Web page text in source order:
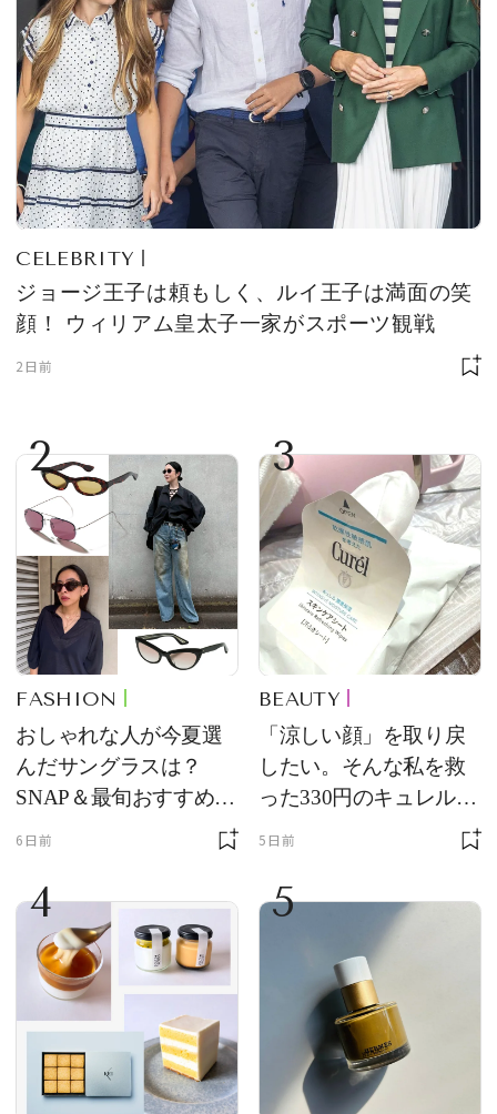
CELEBRITY
ジョージ王子は頼もしく、ルイ王子は満面の笑
顔！ ウィリアム皇太子一家がスポーツ観戦
2日前
2
FASHION
おしゃれな人が今夏選
んだサングラスは？
SNAP＆最旬おすすめサ
6日前
3
BEAUTY
「涼しい顔」を取り戻
したい。そんな私を救
った330円のキュレル名
5日前
4 5